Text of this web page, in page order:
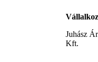
Juhász
Kft.